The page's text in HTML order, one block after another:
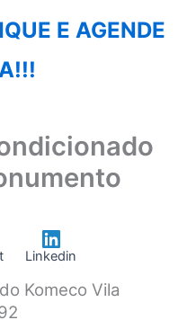
E AGENDE
Linkedin
Komeco Vila